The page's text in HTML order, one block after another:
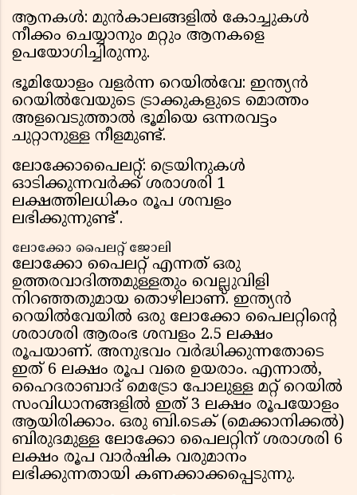
ആനകള്‍: മുൻകാലങ്ങളില്‍ കോച്ചുകള്‍
നീക്കം ചെയ്യാനും മറ്റും ആനകളെ
ഉപയോഗിച്ചിരുന്നു.
ഭൂമിയോളം വളര്‍ന്ന റെയില്‍വേ: ഇന്ത്യന്‍
റെയില്‍വേയുടെ ട്രാക്കുകളുടെ മൊത്തം
അളവെടുത്താല്‍ ഭൂമിയെ ഒന്നരവട്ടം
ചുറ്റാനുള്ള നീളമുണ്ട്.
ലോക്കോപൈലറ്റ്: ട്രെയിനുകള്‍
ഓടിക്കുന്നവര്‍ക്ക് ശരാശരി 1
ലക്ഷത്തിലധികം രൂപ ശമ്പളം
ലഭിക്കുന്നുണ്ട്'.
ലോക്കോ പൈലറ്റ് ജോലി
ലോക്കോ പൈലറ്റ് എന്നത് ഒരു
ഉത്തരവാദിത്തമുള്ളതും വെല്ലുവിളി
നിറഞ്ഞതുമായ തൊഴിലാണ്. ഇന്ത്യൻ
റെയിൽവേയിൽ ഒരു ലോക്കോ പൈലറ്റിൻ്റെ
ശരാശരി ആരംഭ ശമ്പളം 2.5 ലക്ഷം
രൂപയാണ്. അനുഭവം വർദ്ധിക്കുന്നതോടെ
ഇത് 6 ലക്ഷം രൂപ വരെ ഉയരാം. എന്നാൽ,
ഹൈദരാബാദ് മെട്രോ പോലുള്ള മറ്റ് റെയിൽ
സംവിധാനങ്ങളിൽ ഇത് 3 ലക്ഷം രൂപയോളം
ആയിരിക്കാം. ഒരു ബി.ടെക് (മെക്കാനിക്കൽ)
ബിരുദമുള്ള ലോക്കോ പൈലറ്റിന് ശരാശരി 6
ലക്ഷം രൂപ വാർഷിക വരുമാനം
ലഭിക്കുന്നതായി കണക്കാക്കപ്പെടുന്നു.